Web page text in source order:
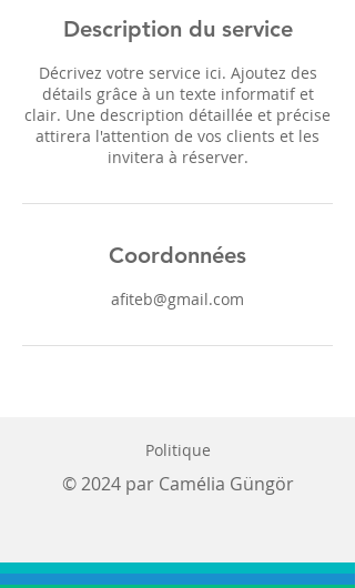
Description du service
Décrivez votre service ici. Ajoutez des
détails grâce à un texte informatif et
clair. Une description détaillée et précise
attirera l'attention de vos clients et les
invitera à réserver.
Coordonnées
afiteb@gmail.com
Politique
© 2024 par Camélia Güngör